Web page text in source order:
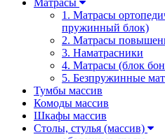
Матрасы
1. Матрасы
пружинный блок)
2. Матрасы
3. Наматрасники
4. Матрасы (блок
5. Безпружинные
Тумбы массив
Комоды массив
Шкафы массив
Столы, стулья (массив)